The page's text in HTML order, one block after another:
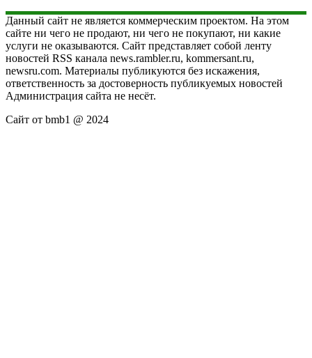
Данный сайт не является коммерческим проектом. На этом
сайте ни чего не продают, ни чего не покупают, ни какие
услуги не оказываются. Сайт представляет собой ленту
новостей RSS канала news.rambler.ru, kommersant.ru,
newsru.com. Материалы публикуются без искажения,
ответственность за достоверность публикуемых новостей
Администрация сайта не несёт.
Сайт от bmb1 @ 2024